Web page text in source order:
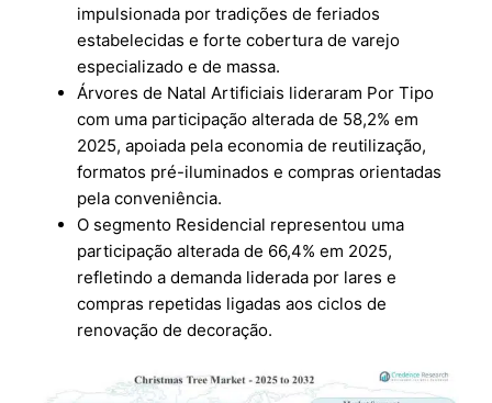
impulsionada por tradições de feriados
estabelecidas e forte cobertura de varejo
especializado e de massa.
Árvores de Natal Artificiais lideraram Por Tipo
com uma participação alterada de 58,2% em
2025, apoiada pela economia de reutilização,
formatos pré-iluminados e compras orientadas
pela conveniência.
O segmento Residencial representou uma
participação alterada de 66,4% em 2025,
refletindo a demanda liderada por lares e
compras repetidas ligadas aos ciclos de
renovação de decoração.